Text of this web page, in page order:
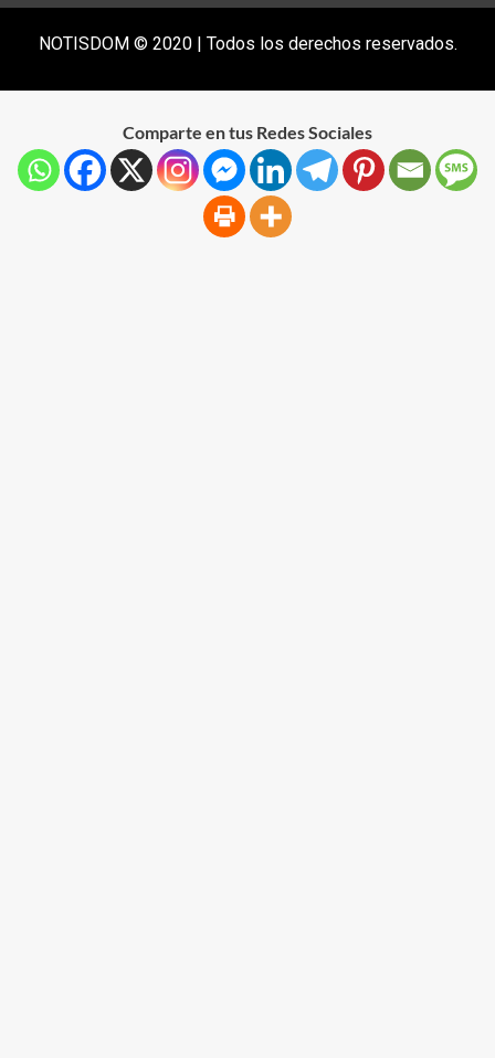
NOTISDOM © 2020 | Todos los derechos reservados.
Comparte en tus Redes Sociales